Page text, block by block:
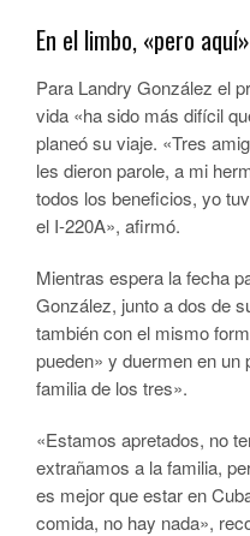
En el limbo, «pero aquí»
Para Landry González el
vida «ha sido más difícil
planeó su viaje. «Tres
les dieron parole, a mi
todos los beneficios, yo
el I-220A», afirmó.
Mientras espera la fecha
González, junto a dos de
también con el mismo
pueden» y duermen en un
familia de los tres».
«Estamos apretados, no
extrañamos a la familia,
es mejor que estar en
comida, no hay nada»,